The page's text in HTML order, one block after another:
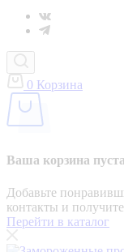
0 Корзина
Ваша корзина пуста
Добавьте
контакты и
Перейти в каталог